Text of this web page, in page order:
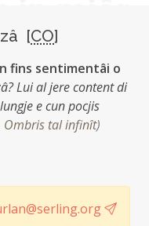
[CO]
fins sentimentâi o
Lui al jere content di
e cun pocjis
Ombris tal infinît)